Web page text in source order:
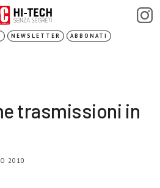
NEWSLETTER ABBONATI
trasmissioni in
2010